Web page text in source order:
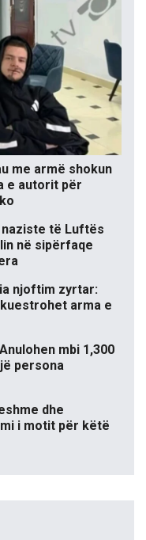
me armë shokun
e autorit për
të Luftës
në sipërfaqe
njoftim zyrtar:
arma e
mbi 1,300
persona
dhe
i motit për këtë